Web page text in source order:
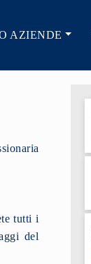
AZIENDE
tutti i
del